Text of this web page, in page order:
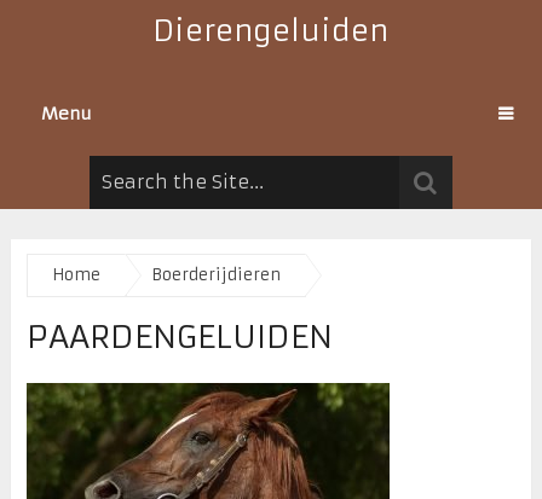
Dierengeluiden
Menu
Home Boerderijdieren
PAARDENGELUIDEN